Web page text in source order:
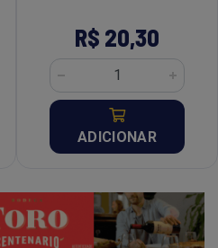
R$ 20,30
ADICIONAR